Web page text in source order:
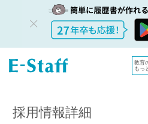
教育
もっ
教員採用情
報のイー・
採用
英語 中学高校の非常勤講師 9月採用
採用情報詳細